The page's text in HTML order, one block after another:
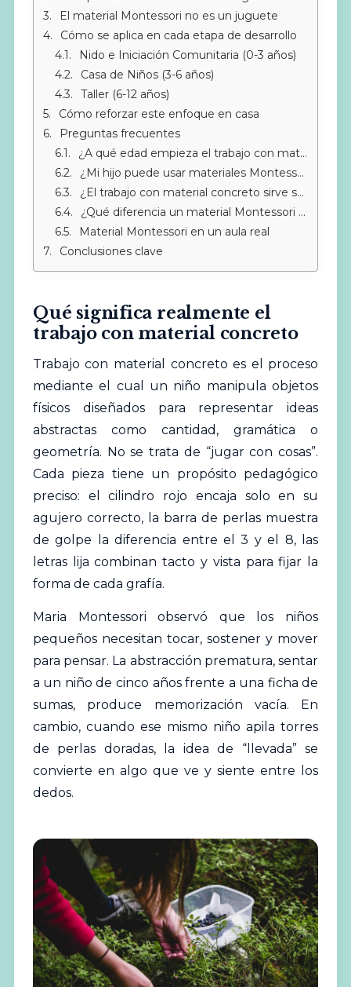
El material Montessori no es un juguete
Cómo se aplica en cada etapa de desarrollo
Nido e Iniciación Comunitaria (0-3 años)
Casa de Niños (3-6 años)
Taller (6-12 años)
Cómo reforzar este enfoque en casa
Preguntas frecuentes
¿A qué edad empieza el trabajo con material concreto en Montessori?
¿Mi hijo puede usar materiales Montessori en casa sin guía Montessori?
¿El trabajo con material concreto sirve solo para matemáticas?
¿Qué diferencia un material Montessori de un juguete educativo?
Material Montessori en un aula real
Conclusiones clave
Qué significa realmente el
trabajo con material concreto
Trabajo con material concreto es el proceso
mediante el cual un niño manipula objetos
físicos diseñados para representar ideas
abstractas como cantidad, gramática o
geometría. No se trata de “jugar con cosas”.
Cada pieza tiene un propósito pedagógico
preciso: el cilindro rojo encaja solo en su
agujero correcto, la barra de perlas muestra
de golpe la diferencia entre el 3 y el 8, las
letras lija combinan tacto y vista para fijar la
forma de cada grafía.
Maria Montessori observó que los niños
pequeños necesitan tocar, sostener y mover
para pensar. La abstracción prematura, sentar
a un niño de cinco años frente a una ficha de
sumas, produce memorización vacía. En
cambio, cuando ese mismo niño apila torres
de perlas doradas, la idea de “llevada” se
convierte en algo que ve y siente entre los
dedos.